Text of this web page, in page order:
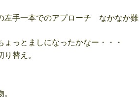
手一本でのアプローチ なかなか難
っとましになったかなー・・・
替え。